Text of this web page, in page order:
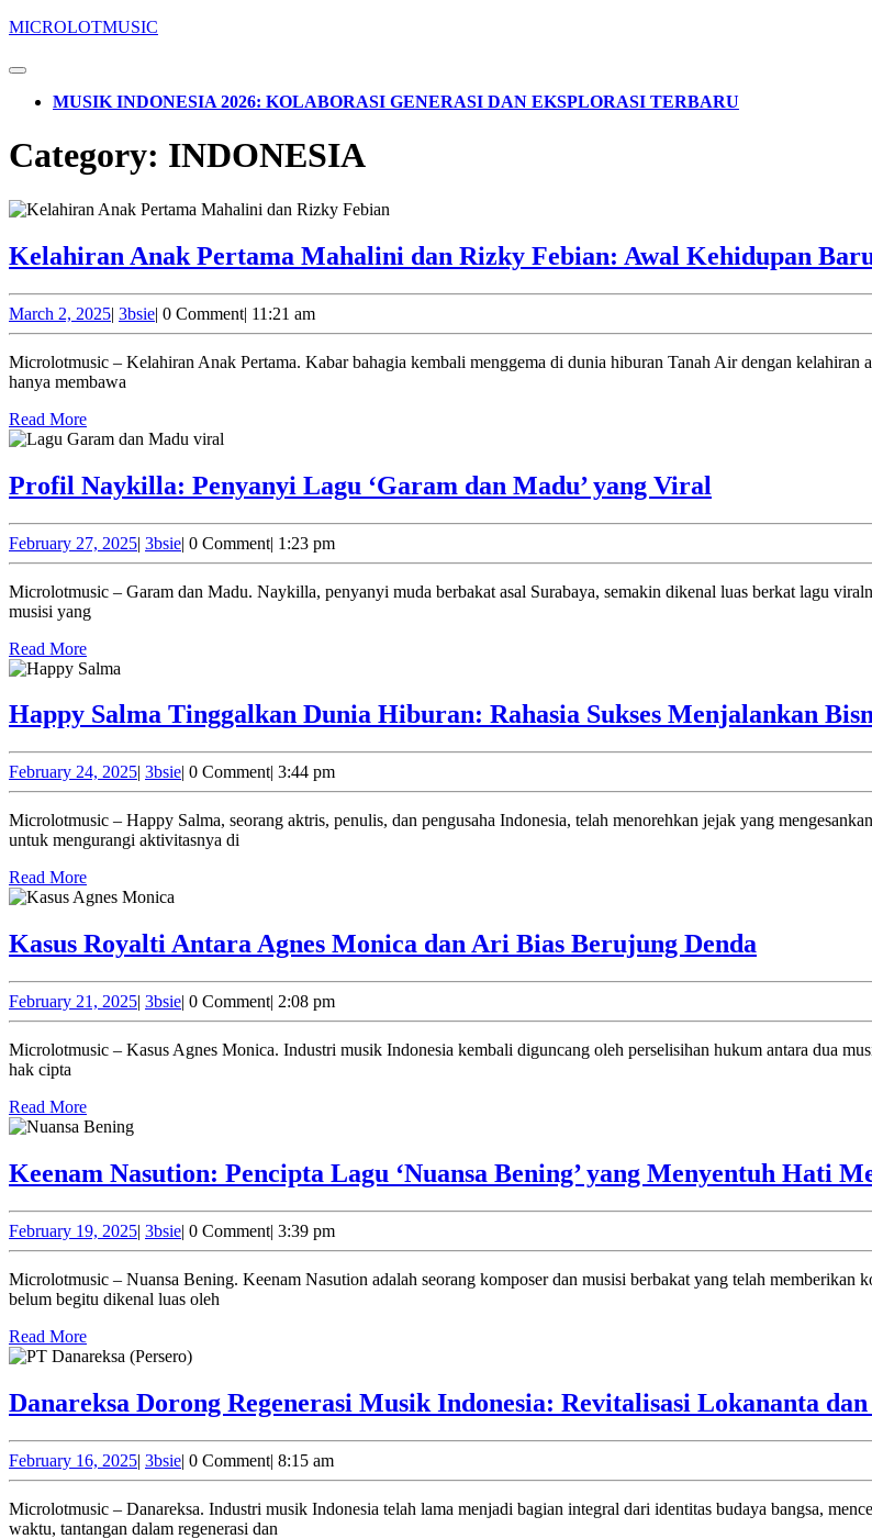
Skip
content
MICROLOTMUSIC
Open
ButtonMUSIK INDONESIA 2026: KOLABORASI GENERASI DAN EKSPLORASI TERBARU
BUTTON
Category: INDONESIA
Kelahiran Anak Pertama Mahalini dan Rizky Febian: Awal Kehidupan
March 2, 2025March
2,
2025
| 3bsie3bsie
| 0 Comment| 11:21 am
Microlotmusic – Kelahiran Anak Pertama. Kabar bahagia kembali menggema di dunia hiburan Tanah Air dengan kelahiran anak pertama pasangan idola, Mahalini dan Rizky Febian. Momen istimewa ini tidak
hanya membawa
Read MoreRead
More
Profil Naykilla: Penyanyi Lagu ‘Garam dan Madu’ yang Viral
Lagu
‘Garam
Viral
February 27, 2025February
27,
2025
| 3bsie3bsie
| 0 Comment| 1:23 pm
Microlotmusic – Garam dan Madu. Naykilla, penyanyi muda berbakat asal Surabaya, semakin dikenal luas berkat lagu viralnya, “Garam dan Madu”. Lahir pada Januari 2002, Naykilla berasal dari keluarga
musisi yang
Read MoreRead
More
Happy Salma Tinggalkan Dunia Hiburan: Rahasia Sukses Menjalankan
February 24, 2025February
24,
2025
| 3bsie3bsie
| 0 Comment| 3:44 pm
Microlotmusic – Happy Salma, seorang aktris, penulis, dan pengusaha Indonesia, telah menorehkan jejak yang mengesankan dalam dunia hiburan tanah air. Namun, beberapa tahun terakhir, ia memutuskan
untuk mengurangi aktivitasnya di
Read MoreRead
More
Kasus Royalti Antara Agnes Monica dan Ari Bias Berujung Denda
Monica
Berujung
Denda
February 21, 2025February
21,
2025
| 3bsie3bsie
| 0 Comment| 2:08 pm
Microlotmusic – Kasus Agnes Monica. Industri musik Indonesia kembali diguncang oleh perselisihan hukum antara dua musisi ternama, Agnes Monica dan Ari Bias. Kasus ini bermula dari klaim pelanggaran
hak cipta
Read MoreRead
More
Keenam Nasution: Pencipta Lagu ‘Nuansa Bening’ yang Menyentuh Hati
February 19, 2025February
19,
2025
| 3bsie3bsie
| 0 Comment| 3:39 pm
Microlotmusic – Nuansa Bening. Keenam Nasution adalah seorang komposer dan musisi berbakat yang telah memberikan kontribusi besar dalam dunia musik Indonesia. Nama Keenam Nasution mungkin
belum begitu dikenal luas oleh
Read MoreRead
More
Danareksa Dorong Regenerasi Musik Indonesia: Revitalisasi Lokananta
February 16, 2025February
16,
| 3bsie3bsie
| 0 Comment| 8:15 am
Microlotmusic – Danareksa. Industri musik Indonesia telah lama menjadi bagian integral dari identitas budaya bangsa, mencerminkan keragaman dan kekayaan tradisi yang dimiliki. Namun, seiring berjalannya
waktu, tantangan dalam regenerasi dan